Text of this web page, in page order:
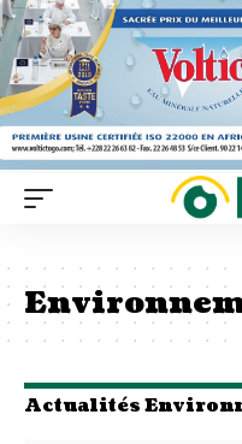
Actualités